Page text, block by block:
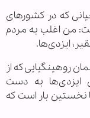
که در کشورهای
من اغلب به مردم
ایزدی‌ها.
روهینگیایی که از
ایزدی‌ها به دست
نخستین بار است که